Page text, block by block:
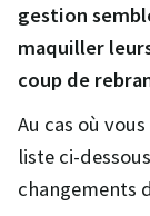
gestion
maquiller
coup de
Au cas où
liste ci-
changements